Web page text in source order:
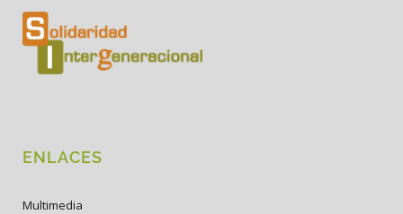
ENLACES
Multimedia